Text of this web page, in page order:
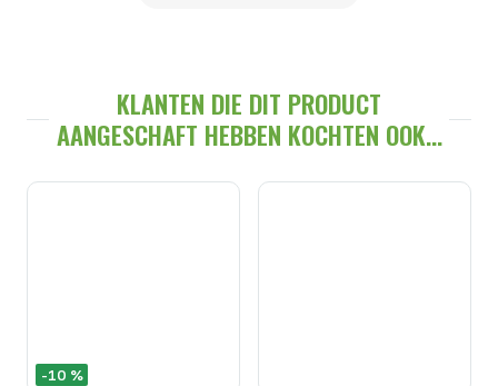
KLANTEN DIE DIT PRODUCT
AANGESCHAFT HEBBEN KOCHTEN OOK...
-10 %